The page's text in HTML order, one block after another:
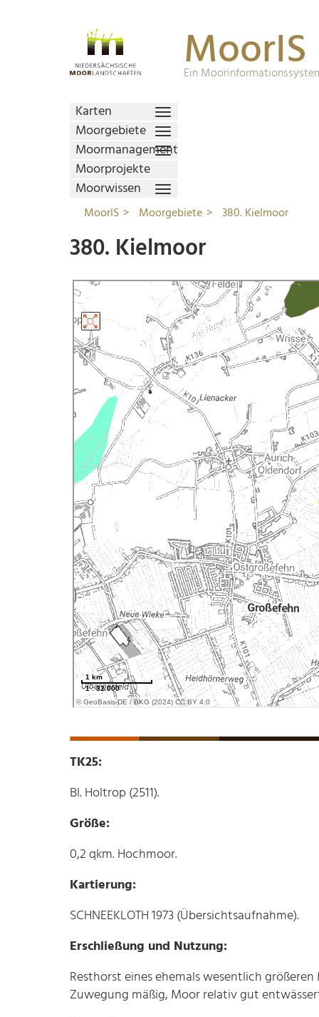
MoorIS
Ein
Karten
Moorgebiete
Moormanagement
Moorprojekte
Moorwissen
MoorIS Moorgebiete 380. Kielmoor
380. Kielmoor
TK25:
Bl. Holtrop (2511).
Größe:
0,2 qkm. Hochmoor.
Kartierung:
SCHNEEKLOTH 1973 (Übersichtsaufnahme).
Erschließung und Nutzung:
Resthorst eines ehemals wesentlich
Zuwegung mäßig, Moor relativ gut